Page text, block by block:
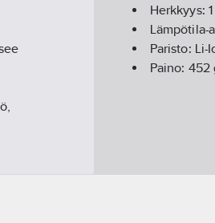
Herkkyys:
Lämpötila-
Paristo: Li-
Paino: 452